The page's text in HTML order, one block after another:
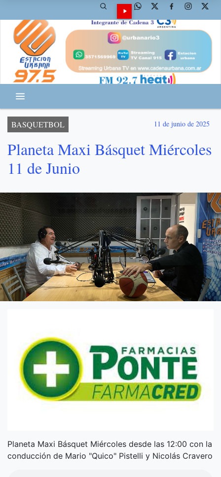
BASQUETBOL 11 de junio de 2025
Planeta Maxi Básquet Miércoles
11 de Junio
Planeta Maxi Básquet Miércoles desde las 12:00 con la
conducción de Mario "Quico" Pistelli y Nicolás Cravero